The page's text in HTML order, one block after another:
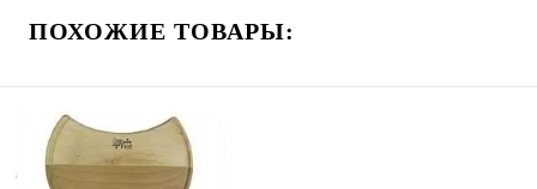
ПОХОЖИЕ ТОВАРЫ: